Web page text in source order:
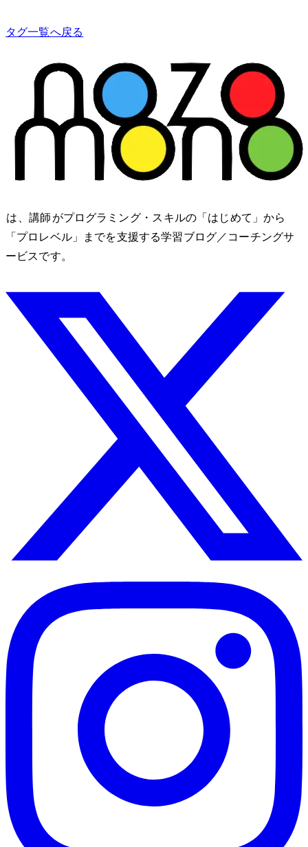
タグ一覧へ戻る
nozomono は、講師 shibomb がプログラミング・IT スキルの「はじめて」から
「プロレベル」までを支援する学習ブログ／コーチングサ
ービスです。